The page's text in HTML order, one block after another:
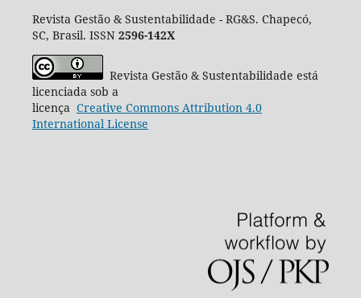
Revista Gestão & Sustentabilidade - RG&S. Chapecó,
SC, Brasil. ISSN 2596-142X
Revista Gestão & Sustentabilidade está
licenciada sob a
licença Creative CommonsAttribution 4.0
International License